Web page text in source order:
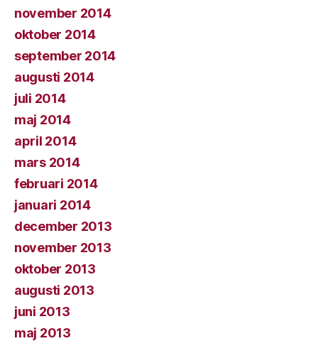
november 2014
oktober 2014
september 2014
augusti 2014
juli 2014
maj 2014
april 2014
mars 2014
februari 2014
januari 2014
december 2013
november 2013
oktober 2013
augusti 2013
juni 2013
maj 2013